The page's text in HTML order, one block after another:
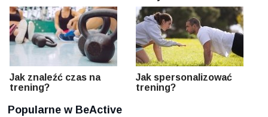
Jak znaleźć czas na
trening?
Jak spersonalizować
trening?
Popularne w BeActive